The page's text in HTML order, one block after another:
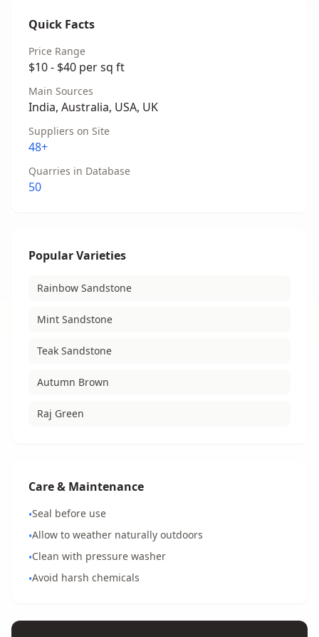
Quick Facts
Price Range
$10 - $40 per sq ft
Main Sources
India, Australia, USA, UK
Suppliers on Site
48+
Quarries in Database
50
Popular Varieties
Rainbow Sandstone
Mint Sandstone
Teak Sandstone
Autumn Brown
Raj Green
Care & Maintenance
•Seal before use
•Allow to weather naturally outdoors
•Clean with pressure washer
•Avoid harsh chemicals